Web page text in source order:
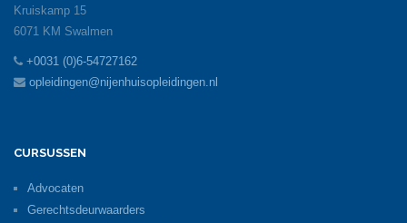
Kruiskamp 15
6071 KM Swalmen
+0031 (0)6-54727162
opleidingen@nijenhuisopleidingen.nl
CURSUSSEN
Advocaten
Gerechtsdeurwaarders